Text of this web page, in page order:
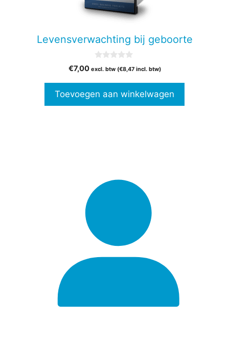
Levensverwachting bij geboorte
v
5
€7,00 excl. btw (€8,47incl. btw)
Toevoegen aan winkelwagen